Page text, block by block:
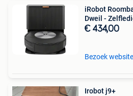
iRobot
Dweil -
€ 434,00
Bezoek website
Irobot j9+